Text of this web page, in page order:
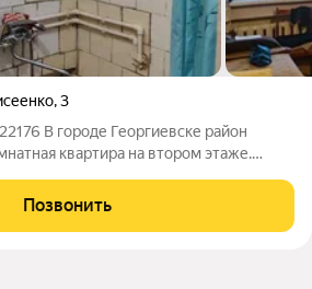
,3
В городе Георгиевске район
квартира на втором этаже.
на свой вкус новым собственникам.
Позвонить